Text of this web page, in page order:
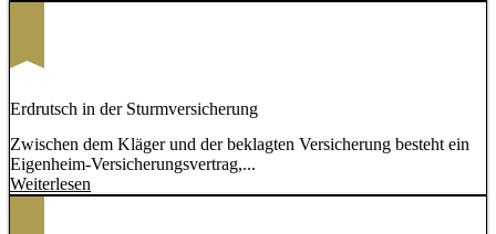
Erdrutsch in der Sturmversicherung
Zwischen dem Kläger und der beklagten Versicherung besteht ein
Eigenheim-Versicherungsvertrag,...
Weiterlesen